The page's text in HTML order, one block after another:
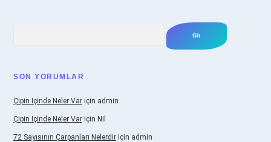
SON YORUMLAR
Çipin Içinde Neler Var için admin
Çipin Içinde Neler Var için Nil
72 Sayısının Çarpanları Nelerdir için admin